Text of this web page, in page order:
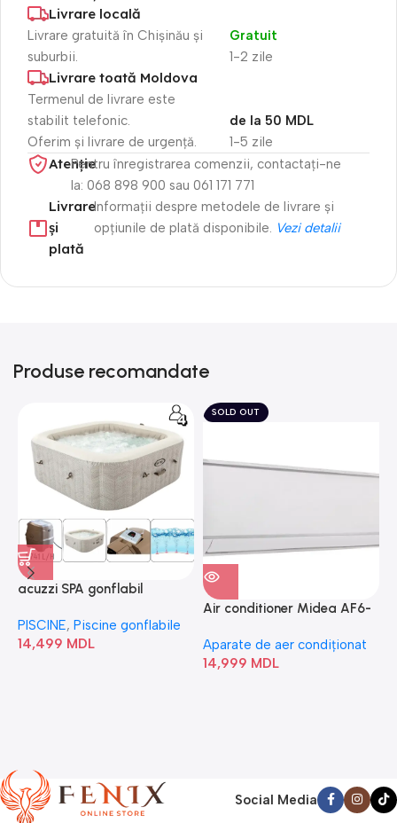
Livrare locală
Livrare gratuită în Chișinău și
suburbii.
1-2 zile
Gratuit
Livrare toată Moldova
Termenul de livrare este
stabilit telefonic.
Oferim și livrare de urgență.
1-5 zile
de la 50 MDL
Atenție​Pentru înregistrarea comenzii, contactați-ne
la: 068 898 900 sau 061 171 771
Livrare
și
plată
Informații despre metodele de livrare și
opțiunile de plată disponibile. Vezi detalii
Produse recomandate
acuzzi SPA gonflabil
Bubble” 28446
PISCINE, Piscine gonflabile
14,499 MDL
SOLD OUT
Air conditioner Midea AF6-
Aparate de aer condiționat
14,999 MDL
Social Media